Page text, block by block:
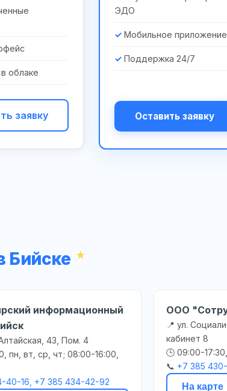
облаке
заявку
ЭДО
Мобильное приложение
Поддержка 24/7
Оставить заявку
Бийске
информационный
43, Пом. 4
пн, вт, ср, чт; 08:00-16:00,
40-16, +7 385 434-42-92
ООО
📍 ул.
кабинет 8
🕒 09:00-
📞 +7 385
На карте